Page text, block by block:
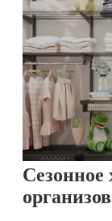
вещи были на
беспорядок.
Мари Кондо,
сохранять
этой статье мы
хранение,
наши
жизнь.
Сезонное